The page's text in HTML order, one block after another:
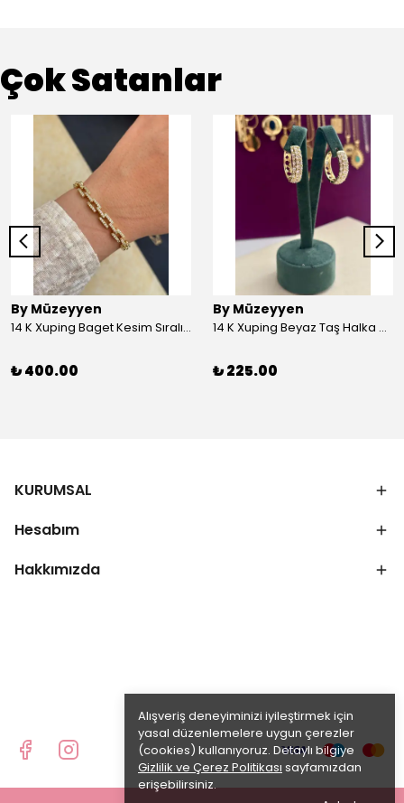
Alışveriş deneyiminizi iyileştirmek için
yasal düzenlemelere uygun çerezler
(cookies) kullanıyoruz. Detaylı bilgiye
Gizlilik ve Çerez Politikası sayfamızdan
erişebilirsiniz.
Çok Satanlar
By Müzeyyen
14 K Xuping Baget Kesim Sıralı Bileklik
₺ 400.00
By Müzeyyen
14 K Xuping Beyaz Taş Halka Küpe
₺ 225.00
KURUMSAL
Hesabım
Hakkımızda